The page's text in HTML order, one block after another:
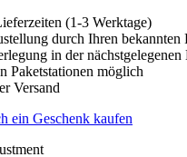
(1-3 Werktage)
durch Ihren bekannten
in der
Paketstationen möglich
Versand
ein Geschenk kaufen